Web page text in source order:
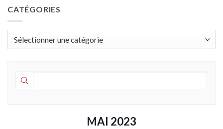
CATÉGORIES
MAI 2023